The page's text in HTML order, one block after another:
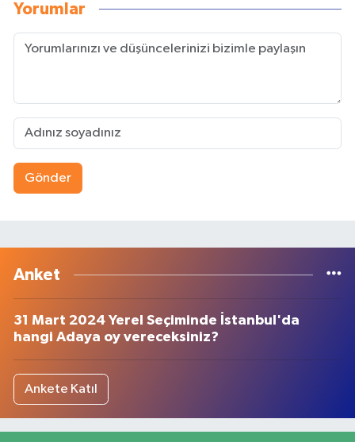
Yorumlar
Gönder
Anket
31 Mart 2024 Yerel Seçiminde İstanbul'da
hangi Adaya oy vereceksiniz?
Ankete Katıl